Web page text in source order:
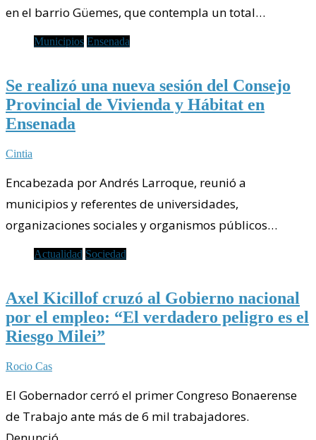
en el barrio Güemes, que contempla un total…
Municipios Ensenada
Se realizó una nueva sesión del Consejo
Provincial de Vivienda y Hábitat en
Ensenada
Cintia
Encabezada por Andrés Larroque, reunió a
municipios y referentes de universidades,
organizaciones sociales y organismos públicos…
Actualidad Sociedad
Axel Kicillof cruzó al Gobierno nacional
por el empleo: “El verdadero peligro es el
Riesgo Milei”
Rocio Cas
El Gobernador cerró el primer Congreso Bonaerense
de Trabajo ante más de 6 mil trabajadores.